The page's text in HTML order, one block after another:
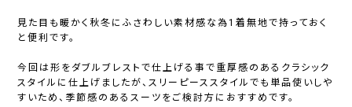
見た目も暖かく秋冬にふさわしい素材感な為1着無地で持っておく
と便利です。
今回は形をダブルブレストで仕上げる事で重厚感のあるクラシック
スタイルに仕上げましたが、スリーピーススタイルでも単品使いしや
すいため、季節感のあるスーツをご検討方におすすめです。